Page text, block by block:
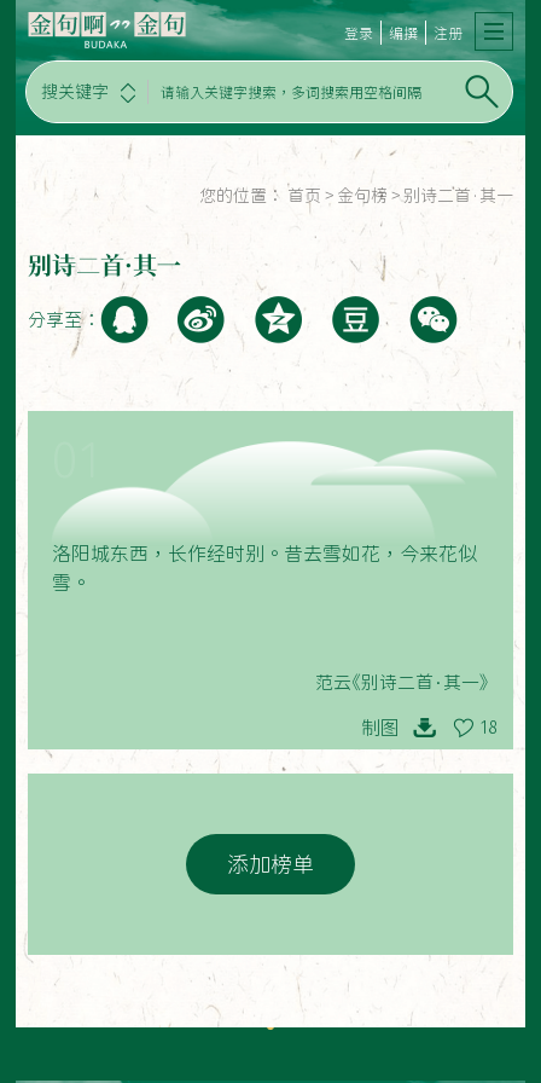
搜关键字
登录 编撰 注册
您的位置： 首页 > 金句榜 > 别诗二首·其一
别诗二首·其一
分享至：
洛阳城东西，长作经时别。昔去雪如花，今来花似
雪。
范云《别诗二首·其一》
制图 18
添加榜单